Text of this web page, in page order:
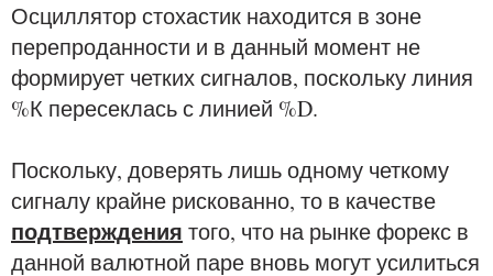
Осциллятор стохастик находится в зоне
перепроданности и в данный момент не
формирует четких сигналов, поскольку линия
%К пересеклась с линией %D.
Поскольку, доверять лишь одному четкому
сигналу крайне рискованно, то в качестве
подтверждения того, что на рынке форекс в
данной валютной паре вновь могут усилиться